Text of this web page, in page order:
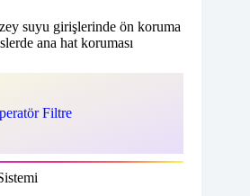
suyu girişlerinde ön koruma
ana hat koruması
Filtre